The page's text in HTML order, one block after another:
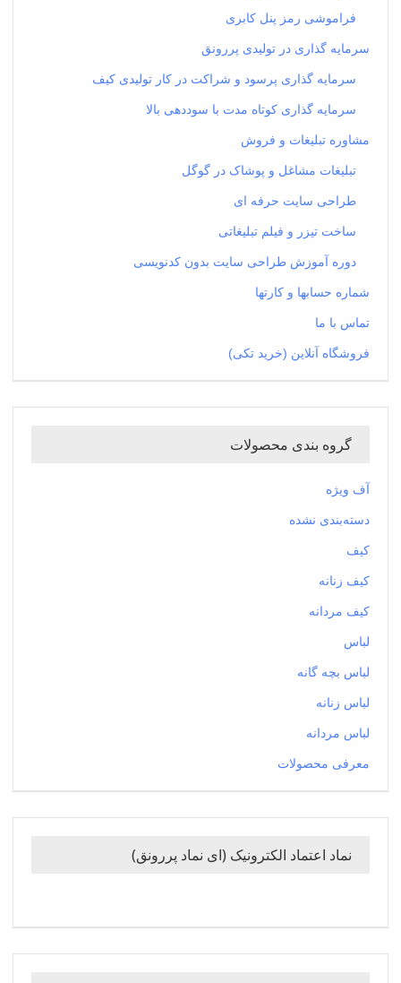
فراموشی رمز پنل کابری
سرمایه گذاری در تولیدی پررونق
سرمایه گذاری پرسود و شراکت در کار تولیدی کیف
سرمایه گذاری کوتاه مدت با سوددهی بالا
مشاوره تبلیغات و فروش
تبلیغات مشاغل و پوشاک در گوگل
طراحی سایت حرفه ای
ساخت تیزر و فیلم تبلیغاتی
دوره آموزش طراحی سایت بدون کدنویسی
شماره حسابها و کارتها
تماس با ما
فروشگاه آنلاین (خرید تکی)
گروه بندی محصولات
آف ویژه
دسته‌بندی نشده
کیف
کیف زنانه
کیف مردانه
لباس
لباس بچه گانه
لباس زنانه
لباس مردانه
معرفی محصولات
نماد اعتماد الکترونیک (ای نماد پررونق)